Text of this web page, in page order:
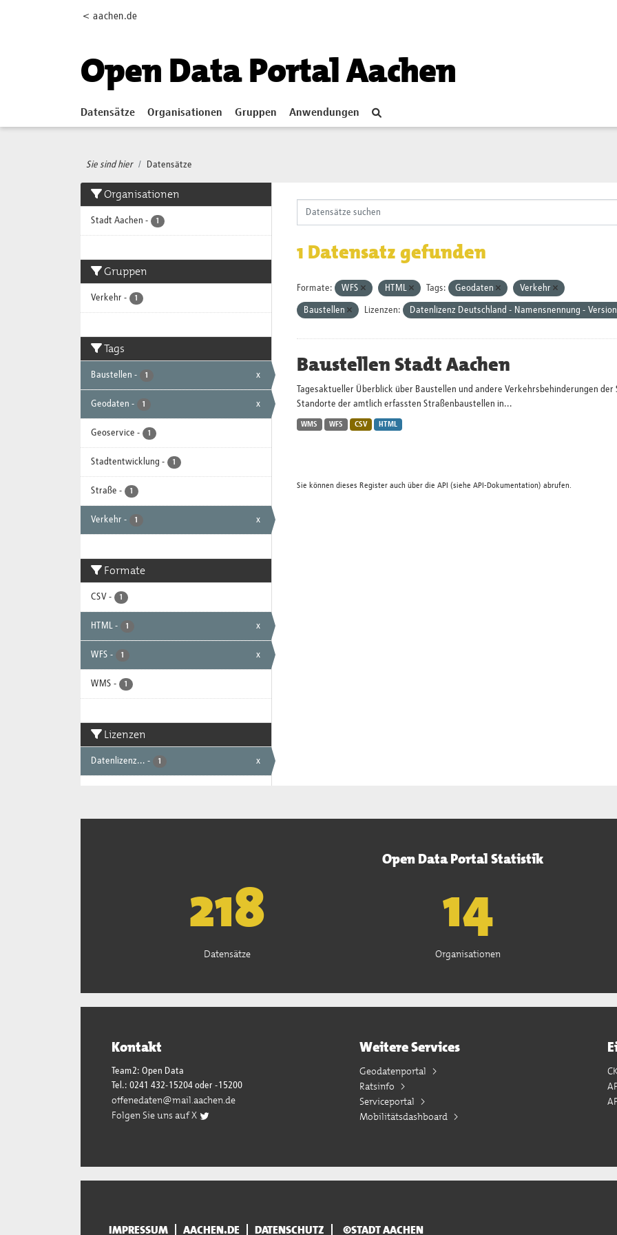
< aachen.de
Open Data Portal Aachen
Datensätze Organisationen Gruppen Anwendungen
Sie sind hier Datensätze
Organisationen
Stadt Aachen - 1
Gruppen
Verkehr - 1
Tags
Baustellen - 1 x
Geodaten - 1 x
Geoservice - 1
Stadtentwicklung - 1
Straße - 1
Verkehr - 1 x
Formate
CSV - 1
HTML - 1 x
WFS - 1 x
WMS - 1
Lizenzen
Datenlizenz... - 1 x
1 Datensatz gefunden
Formate: WFS HTML Tags: Geodaten Verkehr
Baustellen Lizenzen: Datenlizenz Deutschland - Namensnennung -
Baustellen Stadt Aachen
Tagesaktueller Überblick über Baustellen und andere Verkehrsbehinderungen
Standorte der amtlich erfassten Straßenbaustellen in...
WMS WFS CSV HTML
Sie können dieses Register auch über die API (siehe API-Dokumentation) abrufen.
Open Data Portal Statistik
221
Datensätze
15
Organisationen
Kontakt
Team2: Open Data
Tel.: 0241 432-15204 oder -15200
offenedaten@mail.aachen.de
Folgen Sie uns auf X
Weitere Services
Geodatenportal
Ratsinfo
Serviceportal
Mobilitätsdashboard
IMPRESSUM AACHEN.DE DATENSCHUTZ ©STADT AACHEN